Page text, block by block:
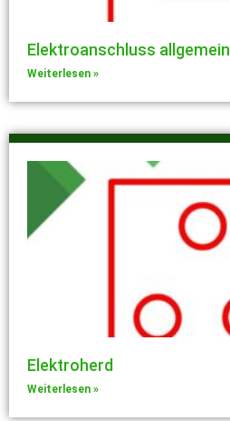
Elektroanschluss allgemein
Weiterlesen »
Elektroherd
Weiterlesen »